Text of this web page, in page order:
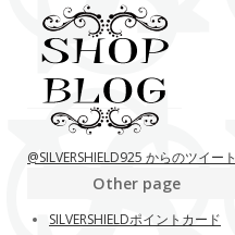
@SILVERSHIELD925 からのツイート
Other page
SILVERSHIELDポイントカード